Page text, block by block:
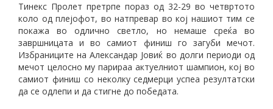
Тинекс Пролет претрпе пораз од 32-29 во четвртото
коло од плејофот, во натпревар во кој нашиот тим се
покажа во одлично светло, но немаше среќа во
завршницата и во самиот финиш го загуби мечот.
Избраниците на Александар Јовиќ во долги периоди од
мечот целосно му парираа актуелниот шампион, кој во
самиот финиш со неколку седмерци успеа резултатски
да се одлепи и да стигне до победата.